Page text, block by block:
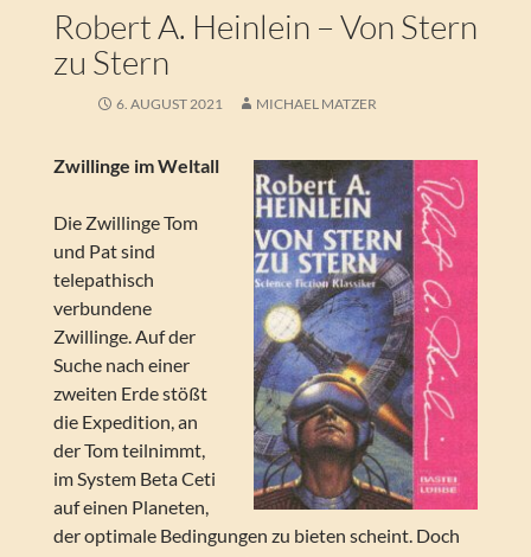
Robert A. Heinlein – Von Stern
zu Stern
6. AUGUST 2021 MICHAEL MATZER
Zwillinge im Weltall
Die Zwillinge Tom
und Pat sind
telepathisch
verbundene
Zwillinge. Auf der
Suche nach einer
zweiten Erde stößt
die Expedition, an
der Tom teilnimmt,
im System Beta Ceti
auf einen Planeten,
der optimale Bedingungen zu bieten scheint. Doch